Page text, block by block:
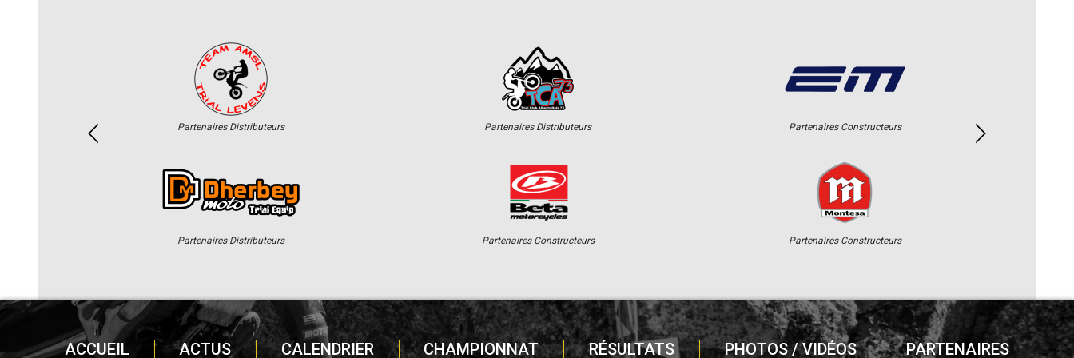
Partenaires Distributeurs
Partenaires Distributeurs
Partenaires Distributeurs
Partenaires Constructeurs
Partenaires Constructeurs
Partenaires Constructeurs
ACCUEIL ACTUS CALENDRIER CHAMPIONNAT RÉSULTATS PHOTOS / VIDÉOS PARTENAIRES